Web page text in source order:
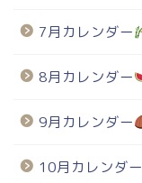
7月カレンダー
8月カレンダー
9月カレンダー
10月カレンダー